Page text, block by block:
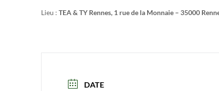
Lieu : TEA & TY Rennes, 1 rue de la Monnaie – 35000
DATE